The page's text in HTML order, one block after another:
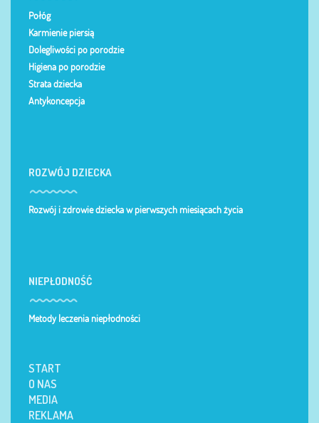
Połóg
Karmienie piersią
Dolegliwości po porodzie
Higiena po porodzie
Strata dziecka
Antykoncepcja
ROZWÓJ DZIECKA
Rozwój i zdrowie dziecka w pierwszych miesiącach życia
NIEPŁODNOŚĆ
Metody leczenia niepłodności
START
O NAS
MEDIA
REKLAMA